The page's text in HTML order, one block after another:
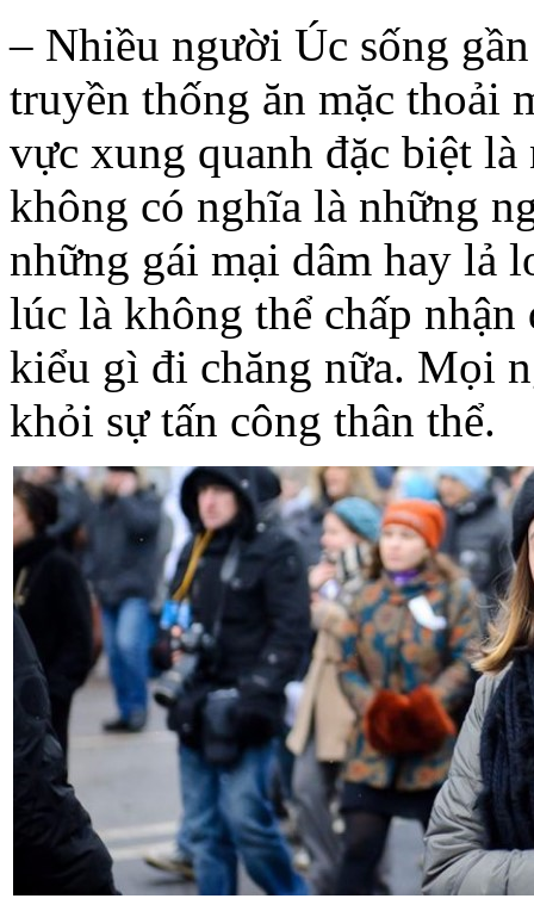
– Nhiều người Úc sống
truyền thống ăn mặc thoải
vực xung quanh đặc biệt
không có nghĩa là những
những gái mại dâm hay lả
lúc là không thể chấp
kiểu gì đi chăng nữa. Mọi
khỏi sự tấn công thân thể.